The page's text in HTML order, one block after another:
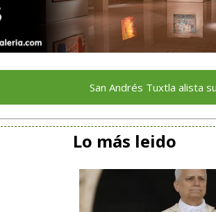
San Andrés Tuxtla alista su Festival
Lo más leido